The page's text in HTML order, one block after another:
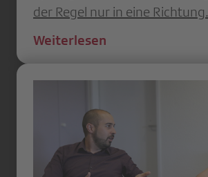
der Regel nur in eine Richtung.
Weiterlesen